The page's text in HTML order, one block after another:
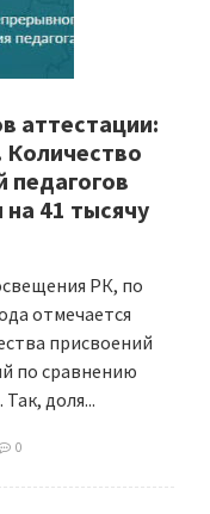
аттестации:
педагогов
41 тысячу
РК, по
отмечается
присвоений
по сравнению
доля...
0